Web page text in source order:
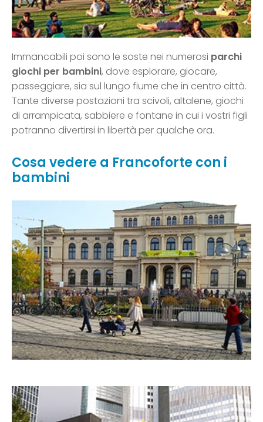
Immancabili poi sono le soste nei numerosi parchi
giochi per bambini, dove esplorare, giocare,
passeggiare, sia sul lungo fiume che in centro città.
Tante diverse postazioni tra scivoli, altalene, giochi
di arrampicata, sabbiere e fontane in cui i vostri figli
potranno divertirsi in libertà per qualche ora.
Cosa vedere a Francoforte con i
bambini